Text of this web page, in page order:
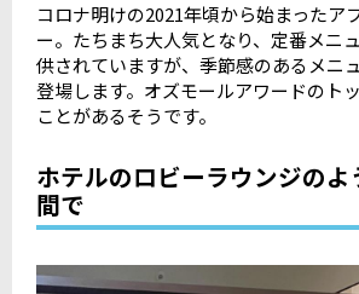
コロナ明けの2021年頃から始まったア
ー。たちまち大人気となり、定番メニ
供されていますが、季節感のあるメニ
登場します。オズモールアワードのト
ことがあるそうです。
ホテルのロビーラウンジの
間で